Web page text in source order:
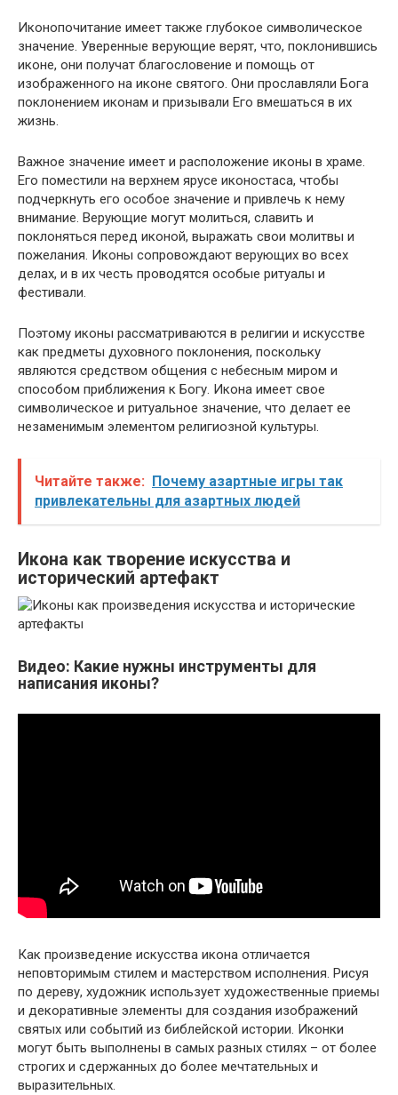
Иконопочитание имеет также глубокое символическое
значение. Уверенные верующие верят, что, поклонившись
иконе, они получат благословение и помощь от
изображенного на иконе святого. Они прославляли Бога
поклонением иконам и призывали Его вмешаться в их
жизнь.
Важное значение имеет и расположение иконы в храме.
Его поместили на верхнем ярусе иконостаса, чтобы
подчеркнуть его особое значение и привлечь к нему
внимание. Верующие могут молиться, славить и
поклоняться перед иконой, выражать свои молитвы и
пожелания. Иконы сопровождают верующих во всех
делах, и в их честь проводятся особые ритуалы и
фестивали.
Поэтому иконы рассматриваются в религии и искусстве
как предметы духовного поклонения, поскольку
являются средством общения с небесным миром и
способом приближения к Богу. Икона имеет свое
символическое и ритуальное значение, что делает ее
незаменимым элементом религиозной культуры.
Читайте также: Почему азартные игры так
привлекательны для азартных людей
Икона как творение искусства и
исторический артефакт
Видео: Какие нужны инструменты для
написания иконы?
Как произведение искусства икона отличается
неповторимым стилем и мастерством исполнения. Рисуя
по дереву, художник использует художественные приемы
и декоративные элементы для создания изображений
святых или событий из библейской истории. Иконки
могут быть выполнены в самых разных стилях – от более
строгих и сдержанных до более мечтательных и
выразительных.